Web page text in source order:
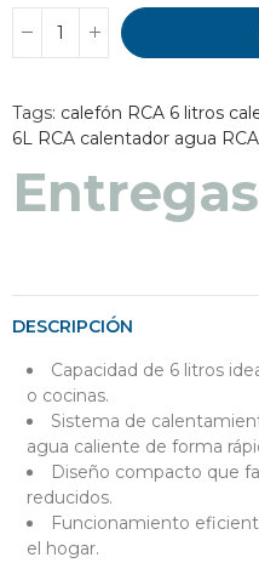
Tags: calefón RCA 6 litros
6L RCA calentador agua
DESCRIPCIÓN
Capacidad de 6 litros
o cocinas.
Sistema de
agua caliente de forma
Diseño compacto que
reducidos.
Funcionamiento
el hogar.